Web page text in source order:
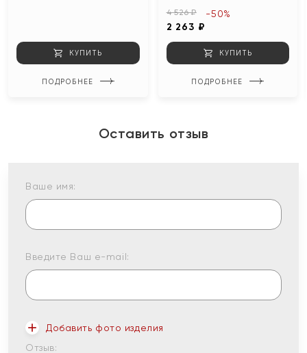
КУПИТЬ
ПОДРОБНЕЕ
4 526 ₽
2 263 ₽
-50%
КУПИТЬ
ПОДРОБНЕЕ
Оставить отзыв
Ваше имя:
Введите Ваш e-mail:
Добавить фото изделия
Отзыв: